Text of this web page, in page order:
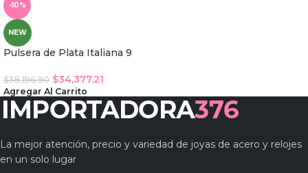
-10%
NEW
Pulsera de Plata Italiana 9
$38,196.90 $34,377.21
Agregar Al Carrito
La mejor atención, precio y variedad de joyas de acero y relojes
en un solo lugar